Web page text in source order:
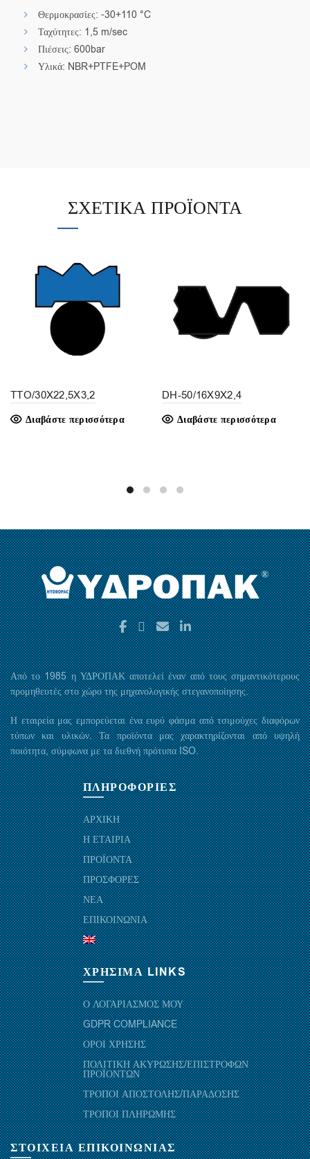
Θερμοκρασίες: -30+110 °C
Ταχύτητες: 1,5 m/sec
Πιέσεις: 600bar
Υλικά: NBR+PTFE+POM
ΣΧΕΤΙΚΆ ΠΡΟΪΌΝΤΑ
TTO/30X22,5X3,2
Διαβάστε περισσότερα
DH-50/16X9X2,4
Διαβάστε περισσότερα
Από το 1985 η ΥΔΡΟΠΑΚ αποτελεί έναν από τους σημαντικότερους
προμηθευτές στο χώρο της μηχανολογικής στεγανοποίησης.
Η εταιρεία μας εμπορεύεται ένα ευρύ φάσμα από τσιμούχες διαφόρων
τύπων και υλικών. Τα προϊόντα μας χαρακτηρίζονται από υψηλή
ποιότητα, σύμφωνα με τα διεθνή πρότυπα ISO.
ΠΛΗΡΟΦΟΡΙΕΣ
ΑΡΧΙΚΗ
Η ΕΤΑΙΡΙΑ
ΠΡΟΪΟΝΤΑ
ΠΡΟΣΦΟΡΕΣ
ΝΕΑ
ΕΠΙΚΟΙΝΩΝΙΑ
ΧΡΗΣΙΜΑ LINKS
Ο ΛΟΓΑΡΙΑΣΜΟΣ ΜΟΥ
GDPR COMPLIANCE
ΟΡΟΙ ΧΡΗΣΗΣ
ΠΟΛΙΤΙΚΗ ΑΚΥΡΩΣΗΣ/ΕΠΙΣΤΡΟΦΩΝ
ΠΡΟΪΟΝΤΩΝ
ΤΡΟΠΟΙ ΑΠΟΣΤΟΛΗΣ/ΠΑΡΑΔΟΣΗΣ
ΤΡΟΠΟΙ ΠΛΗΡΩΜΗΣ
ΣΤΟΙΧΕΙΑ ΕΠΙΚΟΙΝΩΝΙΑΣ